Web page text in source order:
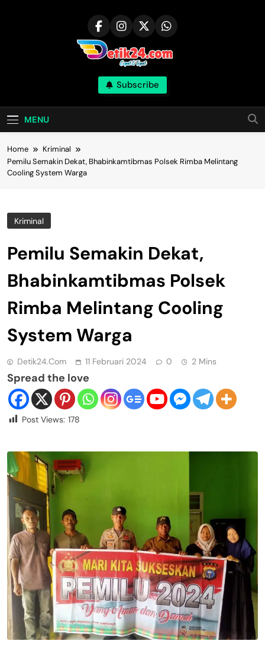
Subscribe
MENU
Home
Kriminal
Pemilu Semakin Dekat, Bhabinkamtibmas Polsek Rimba Melintang
Cooling System Warga
Kriminal
Pemilu Semakin Dekat,
Bhabinkamtibmas Polsek
Rimba Melintang Cooling
System Warga
Detik24.com 11 Februari 2024 0 2 Mins
Spread the love
Post Views: 178